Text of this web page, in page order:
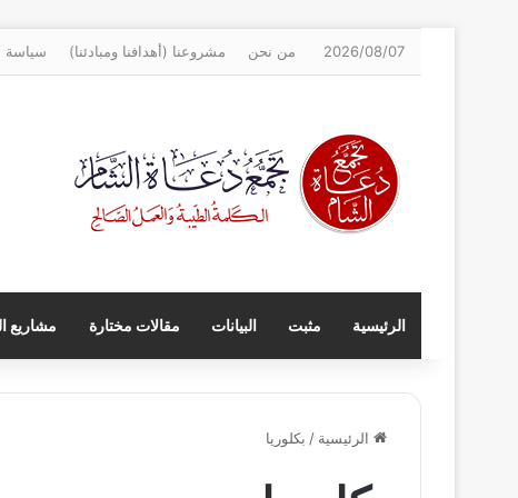
2026/08/07 من نحن مشروعنا (أهدافنا ومبادئنا) سياسة
الرئيسية مثبت البيانات مقالات مختارة مشاريع
الرئيسية / بكلوريا